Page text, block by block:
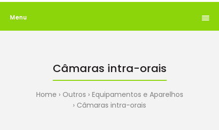
Menu
Câmaras intra-orais
Home Outros
Equipamentos e Aparelhos
Câmaras intra-orais